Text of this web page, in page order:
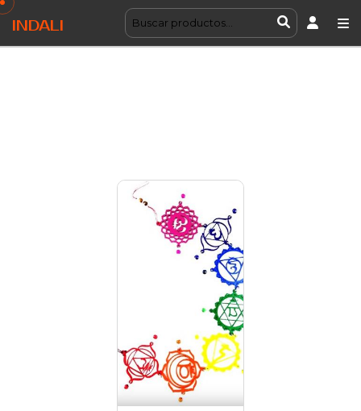
INDALI